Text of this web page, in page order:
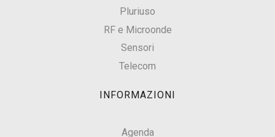
Pluriuso
RF e Microonde
Sensori
Telecom
INFORMAZIONI
Agenda